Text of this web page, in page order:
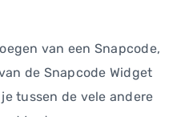
van een Snapcode,
de Snapcode Widget
tussen de vele andere